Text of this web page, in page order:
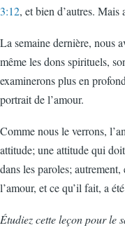
3:12, et bien d’autres. Mais
La semaine dernière, nous
même les dons spirituels,
examinerons plus en
portrait de l’amour.
Comme nous le verrons,
attitude; une attitude qui
dans les paroles;
l’amour, et ce qu’il fait, a
Étudiez cette leçon pour le